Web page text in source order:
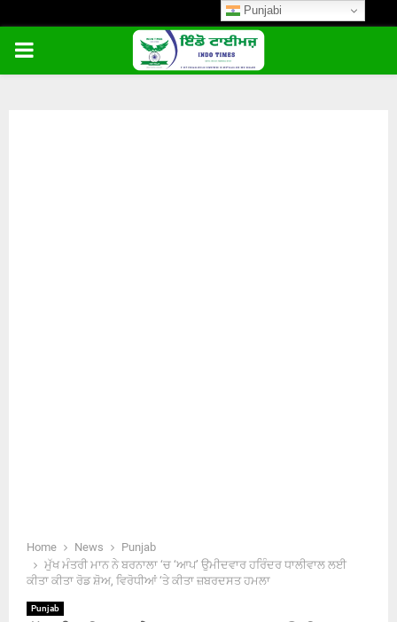
PRIMARY
Home News
Punjab
ਮੁੱਖ ਮੰਤਰੀ ਮਾਨ ਨੇ ਬਰਨਾਲਾ ‘ਚ ‘ਆਪ’ ਉਮੀਦਵਾਰ ਹਰਿੰਦਰ ਧਾਲੀਵਾਲ ਲਈ
ਕੀਤਾ ਕੀਤਾ ਰੋਡ ਸ਼ੋਅ, ਵਿਰੋਧੀਆਂ ‘ਤੇ ਕੀਤਾ ਜ਼ਬਰਦਸਤ ਹਮਲਾ
Punjab
Punjabi